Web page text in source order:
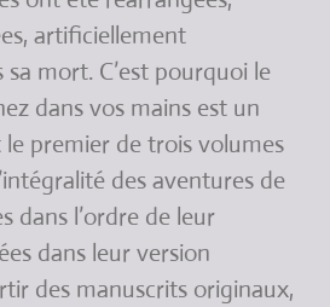
artificiellement
mort. C’est pourquoi le
dans vos mains est un
le premier de trois volumes
des aventures de
dans l’ordre de leur
dans leur version
des manuscrits originaux,